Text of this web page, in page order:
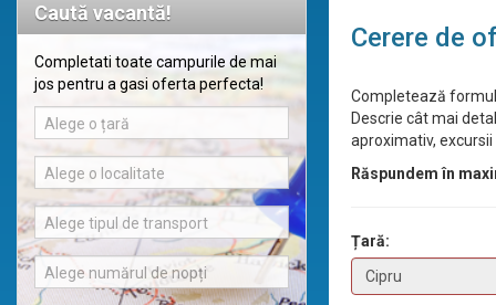
Caută vacantă!
Completati toate campurile de mai
jos pentru a gasi oferta perfecta!
Alege o țară
Alege o localitate
Alege tipul de transport
Alege numărul de nopți
Cerere de
Completează
Descrie cât mai
aproximativ,
Răspundem în
Țară: